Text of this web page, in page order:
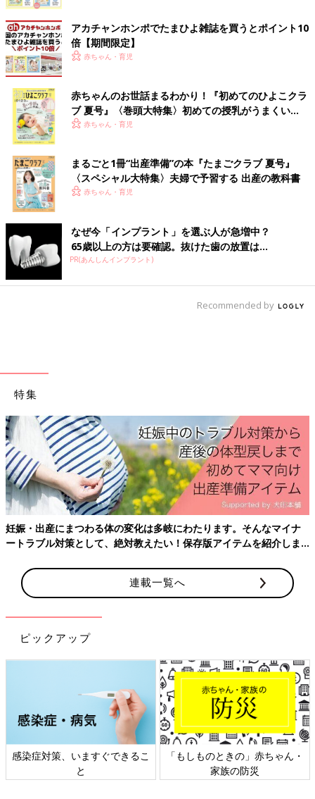
来春入学予定の次女のランドセル、まだまだ悩んでおります！
(笑)
第263話にてランドセルの中身はあまり重くないことが判明した
ため、それならお手頃価格のランドセルでいいかと思ったもの
アカチャンホンポでたまひよ雑誌を買うとポイント10
倍【期間限定】
赤ちゃん・育児
赤ちゃんのお世話まるわかり！『初めてのひよこクラ
ブ 夏号』〈巻頭大特集〉初めての授乳がうまくい
く！ おっぱい・ミルクの基本と夏のトラブル 解決テ
赤ちゃん・育児
まるごと1冊“出産準備”の本『たまごクラブ 夏号』
〈スペシャル大特集〉夫婦で予習する 出産の教科書
赤ちゃん・育児
なぜ今「インプラント」を選ぶ人が急増中？
65歳以上の方は要確認。抜けた歯の放置は...
PR(あんしんインプラント)
Recommended by
特集
妊娠・出産にまつわる体の変化は多岐にわたります。そんなマイナ
ートラブル対策として、絶対教えたい！保存版アイテムを紹介しま
連載一覧へ
ピックアップ
感染症対策、いますぐできるこ
と
「もしものときの」赤ちゃん・
家族の防災